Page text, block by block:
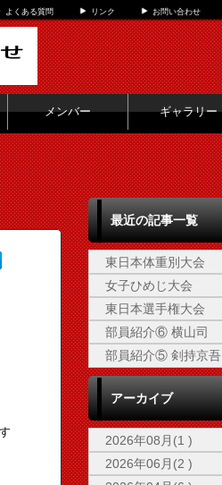
よくある質問 リンク お問い合わせ
メンバー ギャラリー
最近の記事一覧
東日本体重別大会
女子ひめじ大会
東日本選手権大会
部員紹介⑥ 横山司
部員紹介⑤ 剣持京吾
アーカイブ
2026年08月(1 )
2026年06月(2 )